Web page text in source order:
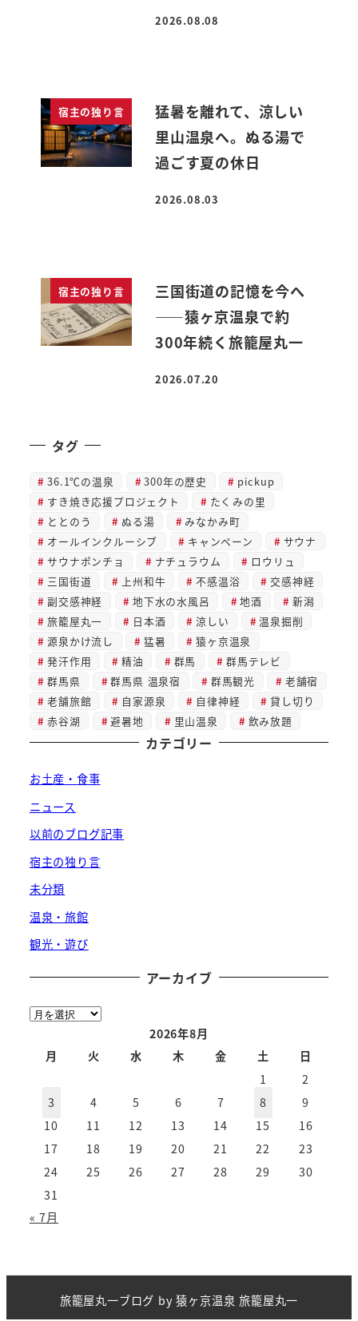
投稿日
2026.08.08
宿主の独り言
猛暑を離れて、涼しい
里山温泉へ。ぬる湯で
過ごす夏の休日
投稿日
2026.08.03
宿主の独り言
三国街道の記憶を今へ
――猿ヶ京温泉で約
300年続く旅籠屋丸一
投稿日
2026.07.20
タグ
36.1℃の温泉 300年の歴史
pickup
すき焼き応援プロジェクト
たくみの里
ととのう
ぬる湯
みなかみ町
オールインクルーシブ
キャンペーン
サウナ
サウナポンチョ
ナチュラウム
ロウリュ
三国街道
上州和牛 不感温浴
交感神経
副交感神経
地下水の水風呂 地酒
新潟
旅籠屋丸一
日本酒 涼しい
温泉掘削
源泉かけ流し
猛暑
猿ヶ京温泉
発汗作用
精油 群馬
群馬テレビ
群馬県
群馬県 温泉宿 群馬観光
老舗宿
老舗旅館
自家源泉 自律神経
貸し切り
赤谷湖
避暑地 里山温泉 飲み放題
カテゴリー
お土産・食事
ニュース
以前のブログ記事
宿主の独り言
未分類
温泉・旅館
観光・遊び
アーカイブ
ア
2026年8月
月
火 水 木 金 土
日
1
2
3
4 5 6 7 8
9
10
11 12 13 14 15
16
17
18 19 20 21 22
23
24
25 26 27 28 29
30
31
« 7月
旅籠屋丸一ブログ by猿ヶ京温泉 旅籠屋丸一